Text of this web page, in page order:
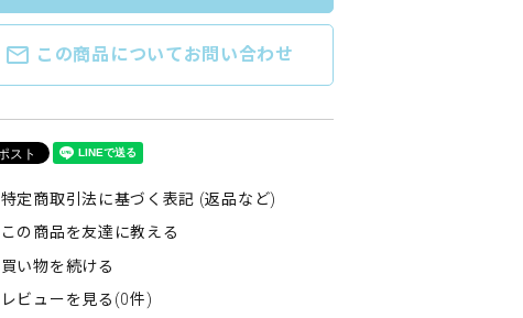
mail_outline この商品についてお問い合わせ
特定商取引法に基づく表記 (返品など)
この商品を友達に教える
買い物を続ける
レビューを見る(0件)